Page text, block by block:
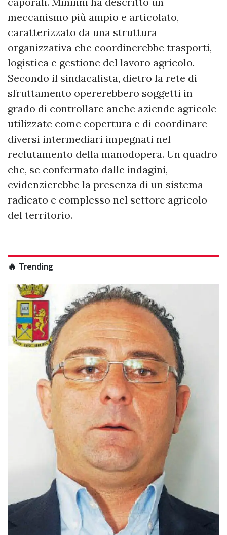
meccanismo più ampio e articolato,
caratterizzato da una struttura
organizzativa che coordinerebbe trasporti,
logistica e gestione del lavoro agricolo.
Secondo il sindacalista, dietro la rete di
sfruttamento opererebbero soggetti in
grado di controllare anche aziende agricole
utilizzate come copertura e di coordinare
diversi intermediari impegnati nel
reclutamento della manodopera. Un quadro
che, se confermato dalle indagini,
evidenzierebbe la presenza di un sistema
radicato e complesso nel settore agricolo
del territorio.
🔥 Trending